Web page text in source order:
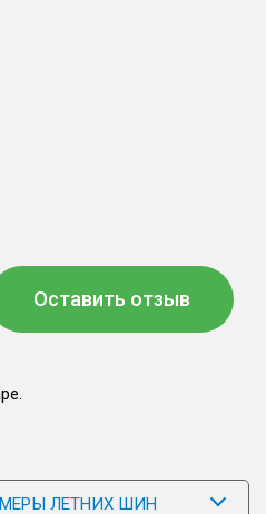
Оставить отзыв
ЛЕТНИХ ШИН